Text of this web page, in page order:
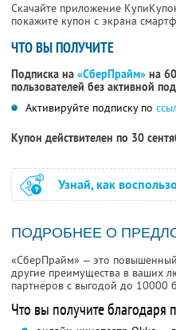
Скачайте приложение
покажите купон с экрана
ЧТО ВЫ ПОЛУЧИТЕ
Подписка на «СберПрайм» на
пользователей без активной
Активируйте подписку по
Купон действителен по 30
Узнай, как
ПОДРОБНЕЕ О
«СберПрайм» — это
другие преимущества в ваших
партнёров с выгодой до 10000
Что вы получите благодаря